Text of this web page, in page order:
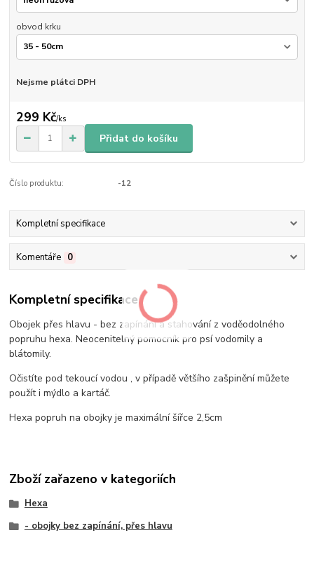
obvod krku
Nejsme plátci DPH
299 Kč/ks
Přidat do košíku
Číslo produktu: -12
Kompletní specifikace
Komentáře 0
Kompletní specifikace
Obojek přes hlavu - bez zapínání a stahování z voděodolného
popruhu hexa. Neocenitelný pomocník pro psí vodomily a
blátomily.
Očistíte pod tekoucí vodou , v případě většího zašpinění můžete
použít i mýdlo a kartáč.
Hexa popruh na obojky je maximální šířce 2,5cm
Zboží zařazeno v kategoriích
Hexa
- obojky bez zapínání, přes hlavu